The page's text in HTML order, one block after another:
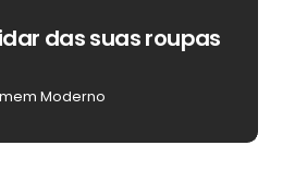
das suas roupas
Moderno